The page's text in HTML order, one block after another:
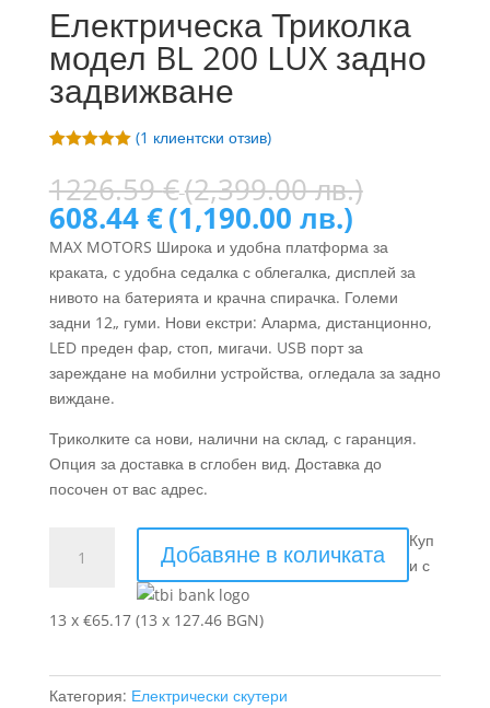
Електрическа Триколка
модел BL 200 LUX задно
задвижване
базирано на
потребителс
ки оценки
(1 клиентски отзив)
1226.59€(2,399.00 лв.)
was:
1226.59
лв.).
608.44€(1,190.00 лв.)Текущата
цена
е:
608.44 €
(1,190.00
лв.).
MAX MOTORS Широка и удобна платформа за
краката, с удобна седалка с облегалка, дисплей за
нивото на батерията и крачна спирачка. Големи
задни 12„ гуми. Нови екстри: Аларма, дистанционно,
LED преден фар, стоп, мигачи. USB порт за
зареждане на мобилни устройства, огледала за задно
виждане.
Триколките са нови, налични на склад, с гаранция.
Опция за доставка в сглобен вид. Доставка до
посочен от вас адрес.
Електрическа
Триколка
200
Добавяне в количката
Куп
и с
13 x €65.17 (13 x 127.46 BGN)
Категория: Електрически скутери